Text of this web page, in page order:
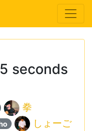
seconds
拳
しょーご